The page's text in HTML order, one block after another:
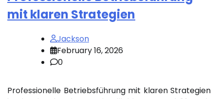
mit klaren Strategien
Jackson
February 16, 2026
0
Professionelle Betriebsführung mit klaren Strategien